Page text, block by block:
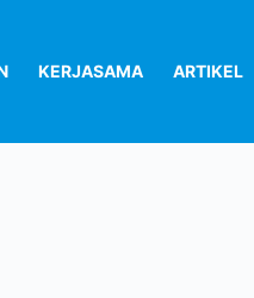
KERJASAMA ARTIKEL